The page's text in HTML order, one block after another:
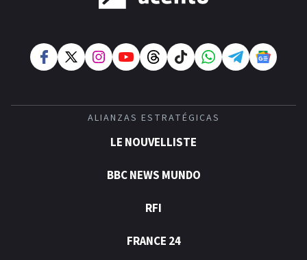
ALIANZAS ESTRATÉGICAS
LE NOUVELLISTE
BBC NEWS MUNDO
RFI
FRANCE 24